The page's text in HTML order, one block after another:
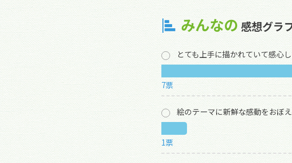
みんなの 感想グラ
とても上手に描かれていて感心
7票
絵のテーマに新鮮な感動をおぼ
1票